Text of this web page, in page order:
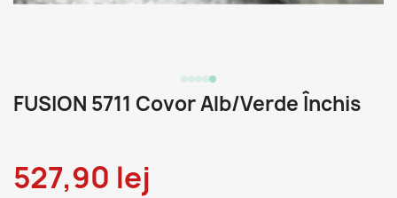
FUSION 5711 Covor Alb/Verde Închis
527,90 lej